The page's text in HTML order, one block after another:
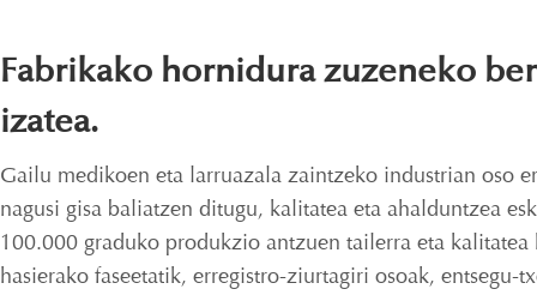
Fabrikako hornidura zuzeneko
izatea.
Gailu medikoen eta larruazala zaintzeko industrian oso
nagusi gisa baliatzen ditugu, kalitatea eta ahalduntzea
100.000 graduko produkzio antzuen tailerra eta
hasierako faseetatik, erregistro-ziurtagiri osoak,